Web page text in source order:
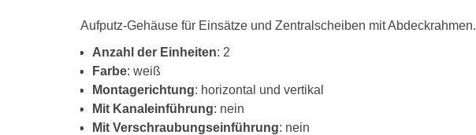
Aufputz-Gehäuse für Einsätze und Zentralscheiben mit Abdeckrahmen.
Anzahl der Einheiten: 2
Farbe: weiß
Montagerichtung: horizontal und vertikal
Mit Kanaleinführung: nein
Mit Verschraubungseinführung: nein